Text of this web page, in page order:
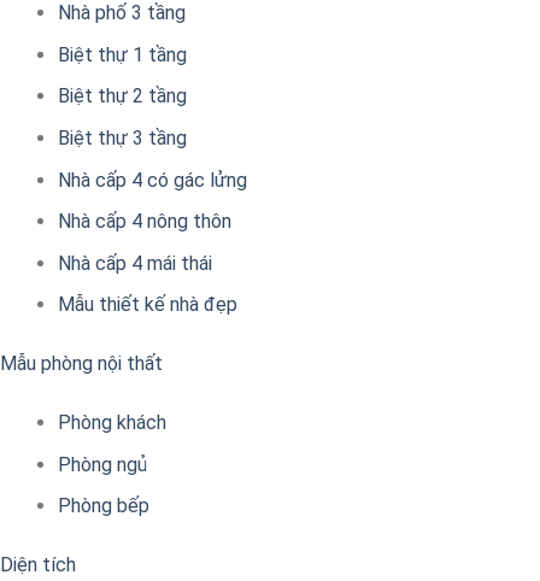
Nhà phố 3 tầng
Biệt thự 1 tầng
Biệt thự 2 tầng
Biệt thự 3 tầng
Nhà cấp 4 có gác lửng
Nhà cấp 4 nông thôn
Nhà cấp 4 mái thái
Mẫu thiết kế nhà đẹp
Mẫu phòng nội thất
Phòng khách
Phòng ngủ
Phòng bếp
Diện tích